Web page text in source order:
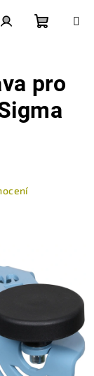
košík
pro